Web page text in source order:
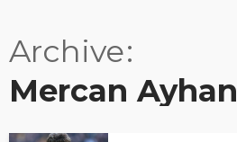
Archive
Mercan Ayhan